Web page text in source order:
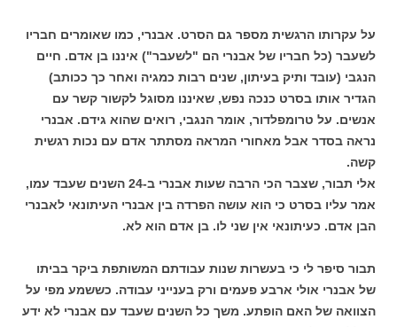
על עקרותו הרגשית מספר גם הסרט. אבנרי, כמו שאומרים חבריו
לשעבר (כל חבריו של אבנרי הם "לשעבר") איננו בן אדם. חיים
הנגבי (עובד ותיק בעיתון, שנים רבות כמגיה ואחר כך ככותב)
הגדיר אותו בסרט כנכה נפש, שאיננו מסוגל לקשור קשר עם
אנשים. על טרומפלדור, אומר הנגבי, רואים שהוא גידם. אבנרי
נראה בסדר אבל מאחורי המראה מסתתר אדם עם נכות רגשית
קשה.
אלי תבור, שצבר הכי הרבה שעות אבנרי ב-24 השנים שעבד עמו,
אמר עליו בסרט כי הוא עושה הפרדה בין אבנרי העיתונאי לאבנרי
הבן אדם. כעיתונאי אין שני לו. בן אדם הוא לא.
תבור סיפר לי כי בעשרות שנות עבודתם המשותפת ביקר בביתו
של אבנרי אולי ארבע פעמים ורק בענייני עבודה. כששמע מפי על
הצוואה של האם הופתע. משך כל השנים שעבד עם אבנרי לא ידע